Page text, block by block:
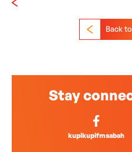
Back
Stay
kupikupifmsabah